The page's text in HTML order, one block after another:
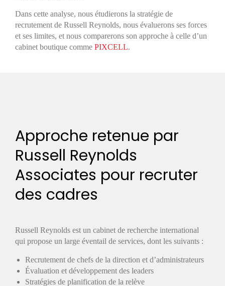
Dans cette analyse, nous étudierons la stratégie de
recrutement de Russell Reynolds, nous évaluerons ses forces
et ses limites, et nous comparerons son approche à celle d’un
cabinet boutique comme PIXCELL.
Approche retenue par
Russell Reynolds
Associates pour recruter
des cadres
Russell Reynolds est un cabinet de recherche international
qui propose un large éventail de services, dont les suivants :
Recrutement de chefs de la direction et d’administrateurs
Évaluation et développement des leaders
Stratégies de planification de la relève